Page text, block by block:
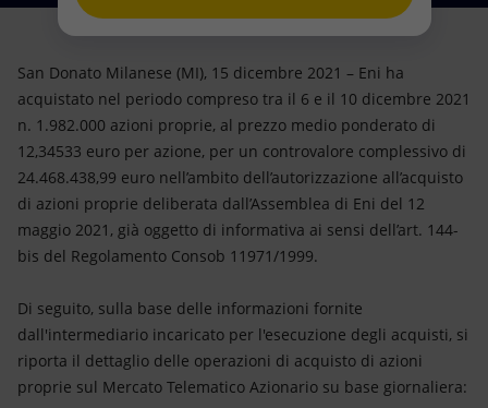
Modello satellitare
Energia accessibile
Innovazione
Scenari energetici
Attività nel mondo
San Donato Milanese (MI), 15 dicembre 2021 – Eni ha
acquistato nel periodo compreso tra il 6 e il 10 dicembre 2021
n. 1.982.000 azioni proprie, al prezzo medio ponderato di
12,34533 euro per azione, per un controvalore complessivo di
24.468.438,99 euro nell’ambito dell’autorizzazione all’acquisto
di azioni proprie deliberata dall’Assemblea di Eni del 12
maggio 2021, già oggetto di informativa ai sensi dell’art. 144-
bis del Regolamento Consob 11971/1999.
Di seguito, sulla base delle informazioni fornite
dall'intermediario incaricato per l'esecuzione degli acquisti, si
riporta il dettaglio delle operazioni di acquisto di azioni
proprie sul Mercato Telematico Azionario su base giornaliera: